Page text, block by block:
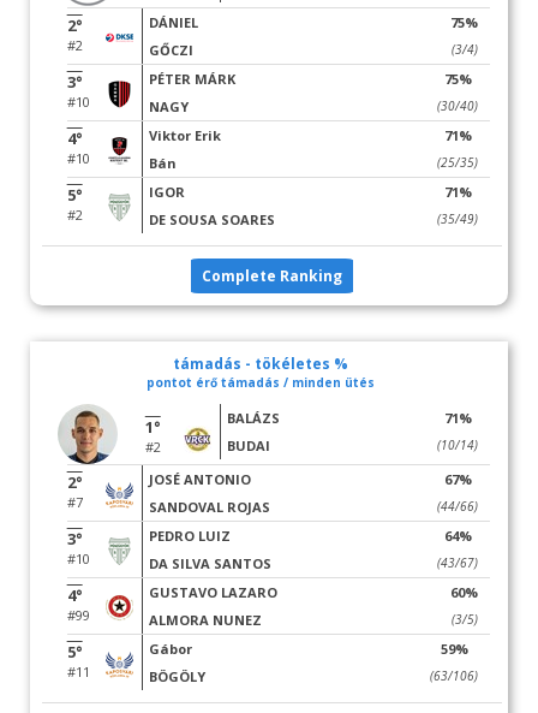
2°
#2
DÁNIEL
GŐCZI
75%
(3/4)
3°
#10
PÉTER MÁRK
NAGY
75%
(30/40)
4°
#10
Viktor Erik
Bán
71%
(25/35)
5°
#2
IGOR
DE SOUSA SOARES
71%
(35/49)
Complete Ranking
támadás - tökéletes %
pontot érő támadás / minden ütés
1°
#2
BALÁZS
BUDAI
71%
(10/14)
2°
#7
JOSÉ ANTONIO
SANDOVAL ROJAS
67%
(44/66)
3°
#10
PEDRO LUIZ
DA SILVA SANTOS
64%
(43/67)
4°
#99
GUSTAVO LAZARO
ALMORA NUNEZ
60%
(3/5)
5°
#11
Gábor
BÖGÖLY
59%
(63/106)